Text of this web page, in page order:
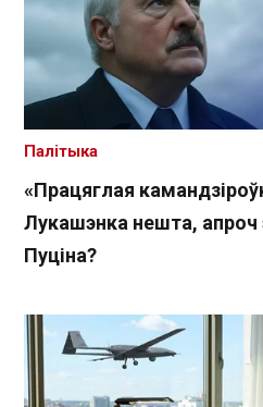
«Працяглая
Лукашэнка нешта, апроч
Пуціна?
Палітыка